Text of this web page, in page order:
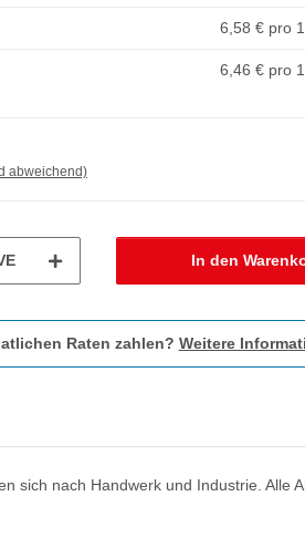
6,58 € pro
6,46 € pro
abweichend)
In den
Raten zahlen? Weitere
sich nach Handwerk und Industrie. Alle